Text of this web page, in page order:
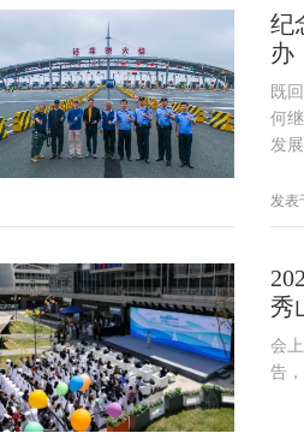
纪
办
既
何
发
发表
秀
会
告